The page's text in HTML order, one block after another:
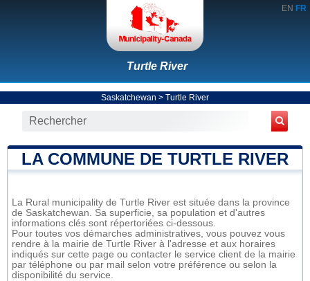
EN FR
Turtle River
Saskatchewan > Turtle River
LA COMMUNE DE TURTLE RIVER
La Rural municipality de Turtle River est située dans la province
de Saskatchewan. Sa superficie, sa population et d'autres
informations clés sont répertoriées ci-dessous.
Pour toutes vos démarches administratives, vous pouvez vous
rendre à la mairie de Turtle River à l'adresse et aux horaires
indiqués sur cette page ou contacter le service client de la mairie
par téléphone ou par mail selon votre préférence ou selon la
disponibilité du service.